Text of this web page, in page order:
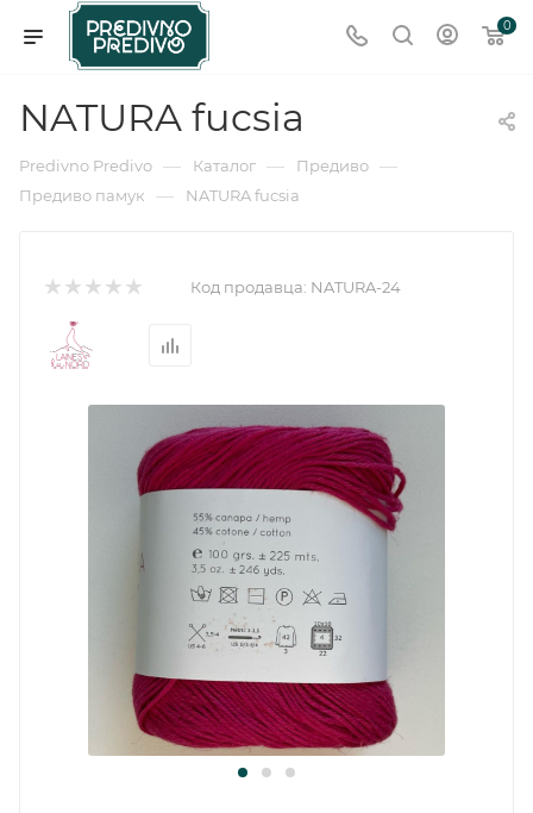
0
NATURA fucsia
Predivno Predivo — Каталог — Предиво —
Предиво памук — NATURA fucsia
Код продавца: NATURA-24